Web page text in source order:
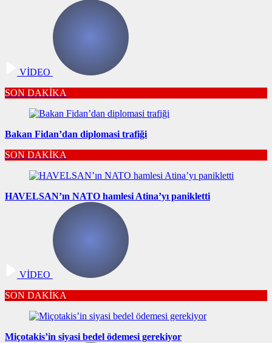
VİDEO
SON DAKİKA
Bakan Fidan’dan diplomasi trafiği
SON DAKİKA
HAVELSAN’ın NATO hamlesi Atina’yı panikletti
VİDEO
SON DAKİKA
Miçotakis’in siyasi bedel ödemesi gerekiyor